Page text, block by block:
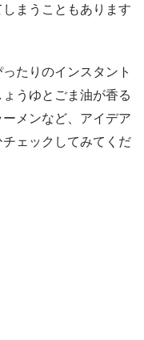
まうこともあります
たりのインスタント
うゆとごま油が香る
メンなど、アイデア
ェックしてみてくだ